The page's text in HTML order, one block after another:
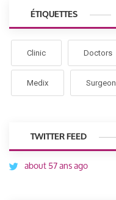
ÉTIQUETTES
Clinic Doctors
Medix Surgeon
TWITTER FEED
about 57 ans ago